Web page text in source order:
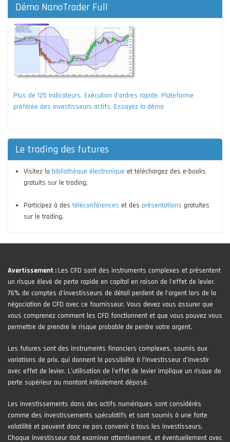
Démo NanoTrader Full
Plus de 125 indicateurs. Exécution d'ordres rapide. Plateforme
préférée des investisseurs actifs. Essayez la démo
Le trading des futures
Visitez la bibliothèque électronique et téléchargez des e-books
gratuits sur le trading.
Participez à destéléconférences et des présentations gratuites
sur le trading.
Avertissement : Les CFD sont des instruments complexes et présentent
un risque élevé de perte rapide en capital en raison de l'effet de levier.
76% de comptes d'investisseurs de détail perdent de l'argent lors de la
négociation de CFD avec ce fournisseur. Vous devez vous assurer que
vous comprenez comment les CFD fonctionnent et que vous pouvez vous
permettre de prendre le risque probable de perdre votre argent.
Les futures sont des instruments financiers complexes, soumis aux
variations de prix, qui donnent la possibilité à l’investisseur d’investir
avec effet de levier. L’utilisation de l’effet de levier implique un risque de
perte supérieur au montant initialement déposé.
Les investissements dans des actifs numériques sont considérés
comme des investissements spéculatifs et sont soumis à une forte
volatilité et peuvent donc ne pas convenir à tous les investisseurs.
Chaque investisseur doit examiner attentivement, et éventuellement avec